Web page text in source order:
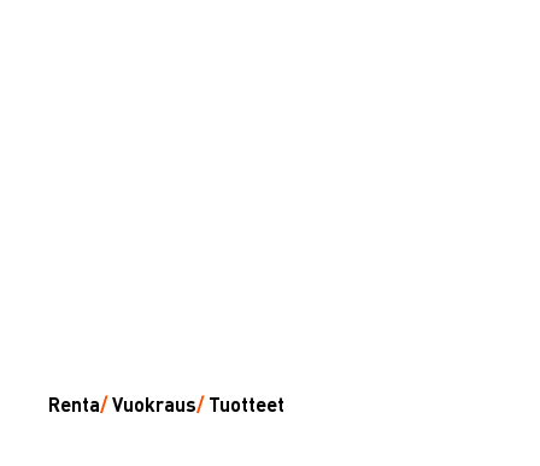
Renta/Vuokraus/ Tuotteet